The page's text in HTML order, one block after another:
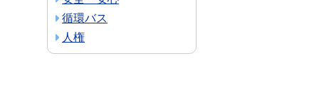
循環バス
人権